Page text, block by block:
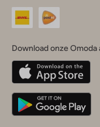
land
Nederland
Belgique
Deutschland
Download onze Omoda